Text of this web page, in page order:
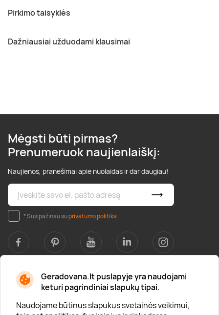
Geradovana.lt puslapyje yra naudojami
keturi pagrindiniai slapukų tipai.
Naudojame būtinus slapukus svetainės veikimui,
Pirkimo taisyklės
Dažniausiai užduodami klausimai
Mėgsti būti pirmas?
Prenumeruok naujienlaiškį:
Naujienos, pranešimai apie nuolaidas ir dar daugiau!
* Susipažinau suprivatumo politika
Apie mus
Apie „Gera Dovana“